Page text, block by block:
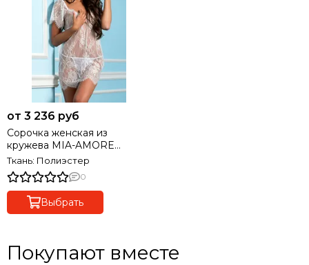
от 3 236 руб
Сорочка женская из
кружева MIA-AMORE
Шанель 2024 белая
Ткань: Полиэстер
0
Выбрать
Покупают вместе